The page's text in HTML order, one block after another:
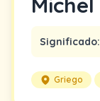
Significado:
Griego